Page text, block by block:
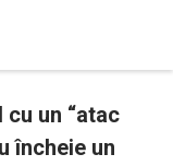
cu un “atac
încheie un